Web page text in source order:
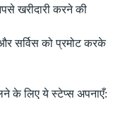
खरीदारी करने की
सर्विस को प्रमोट करके
के लिए ये स्टेप्स अपनाएँ: